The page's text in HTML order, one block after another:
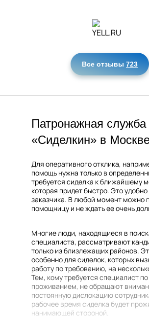
Все отзывы 723
Патронажная служба
«Сиделкин» в
Для оперативного отклика,
помощь нужна только в
требуется сиделка к ближайшему
которая придет быстро. Это удобно
заказчика. В любой момент можно
помощницу и не ждать ее очень
Многие люди, находящиеся в
специалиста, рассматривают
только из близлежащих районов.
особенно для сиделок, которых
работу по требованию, на
Тем, кому требуется специалист по
проживанием, не обращают
постоянную дислокацию
рабочее время сиделка будет
нанимающей стороной.